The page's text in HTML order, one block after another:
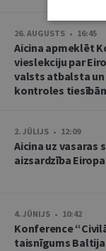
26. AUGUSTS • 16:45
Aicina apmeklēt
vieslekciju par
valsts atbalsta
kontroles
2. JŪLIJS • 12:09
Aicina uz vasaras
aizsardzība
4. JŪNIJS • 10:42
Konference
taisnīgums